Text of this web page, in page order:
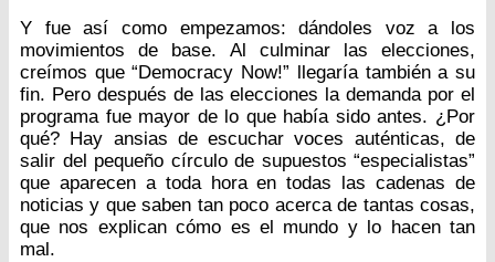
Y fue así como empezamos: dándoles voz a los
movimientos de base. Al culminar las elecciones,
creímos que “Democracy Now!” llegaría también a su
fin. Pero después de las elecciones la demanda por el
programa fue mayor de lo que había sido antes. ¿Por
qué? Hay ansias de escuchar voces auténticas, de
salir del pequeño círculo de supuestos “especialistas”
que aparecen a toda hora en todas las cadenas de
noticias y que saben tan poco acerca de tantas cosas,
que nos explican cómo es el mundo y lo hacen tan
mal.